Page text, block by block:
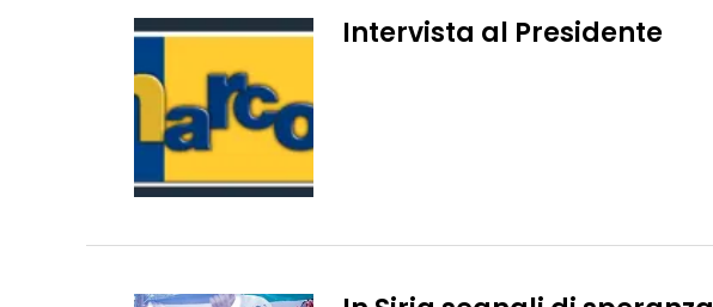
Intervista al Presidente